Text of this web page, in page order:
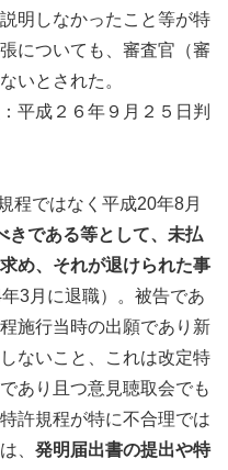
明しなかったこと等が特
についても、審査官（審
いとされた。
：平成２６年９月２５日判
程ではなく平成20年8月
きである等として、未払
め、それが退けられた事
3月に退職）。被告であ
施行当時の出願であり新
ないこと、これは改定特
あり且つ意見聴取会でも
許規程が特に不合理では
、 発明届出書の提出や特